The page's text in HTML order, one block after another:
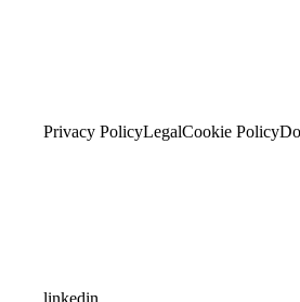
Privacy PolicyLegalCookie Policy
linkedin